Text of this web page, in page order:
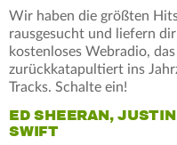
Wir haben die größten
rausgesucht und liefern
kostenloses Webradio,
zurückkatapultiert ins
Tracks. Schalte ein!
ED SHEERAN,
SWIFT